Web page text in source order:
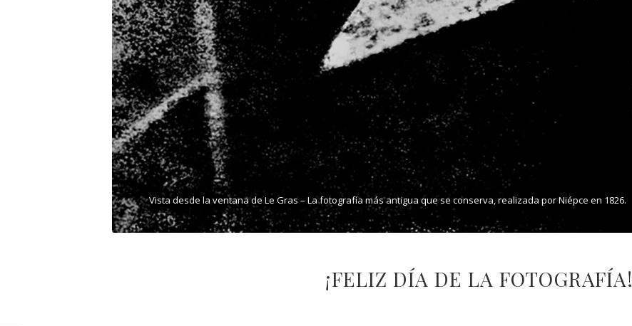
Vista desde la ventana de Le Gras – La fotografía más antigua que se conserva, realizada por Niépce en 1826.
¡FELIZ DÍA DE LA FOTOGRAFÍA!